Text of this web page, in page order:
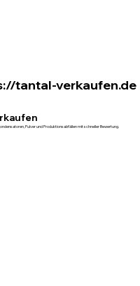
tantal-verkaufen.de
Pulver und Produktionsabfällen mit schneller Bewertung.